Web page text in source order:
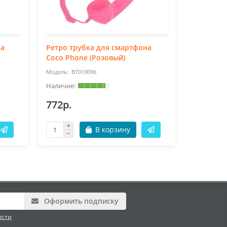
Ретро трубка для смартфона
Coco Phone (Розовый)
BT019096
772р.
В корзину
Оформить подписку